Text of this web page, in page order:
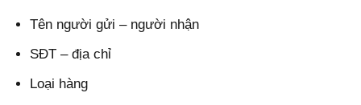
Tên người gửi – người nhận
SĐT – địa chỉ
Loại hàng